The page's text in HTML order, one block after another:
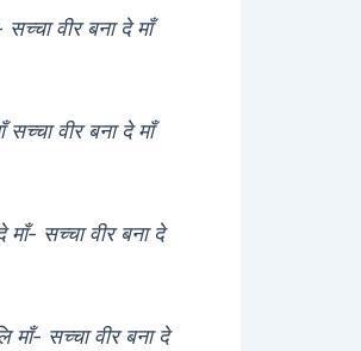
वीर बना दे माँ
वीर बना दे माँ
सच्चा वीर बना दे
माँ- सच्चा वीर बना दे